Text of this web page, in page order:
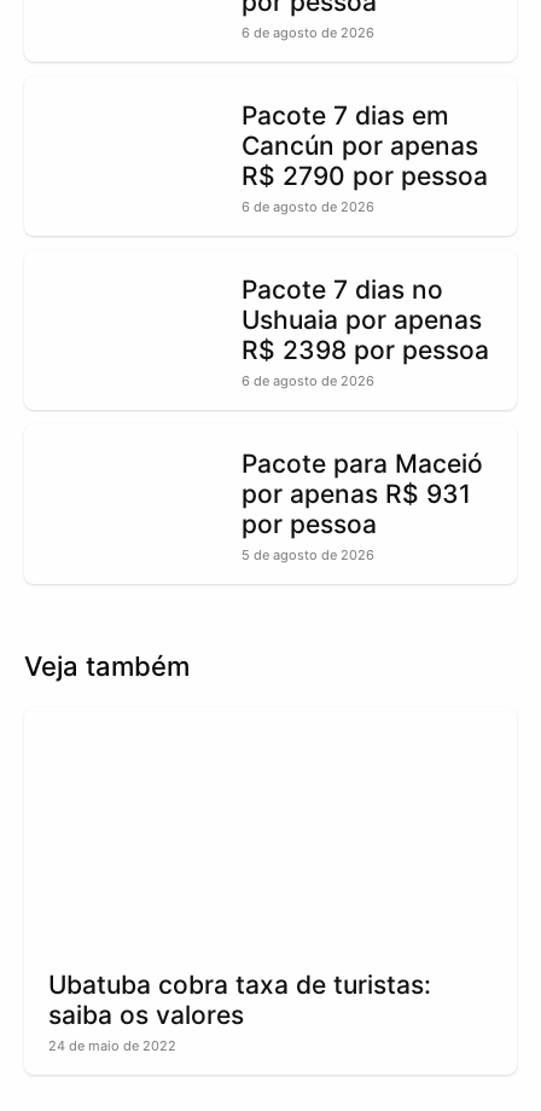
6 de agosto de 2026
Pacote 7 dias em
Cancún por apenas
R$ 2790 por pessoa
6 de agosto de 2026
Pacote 7 dias no
Ushuaia por apenas
R$ 2398 por pessoa
6 de agosto de 2026
Pacote para Maceió
por apenas R$ 931
por pessoa
5 de agosto de 2026
Veja também
Ubatuba cobra taxa de turistas:
saiba os valores
24 de maio de 2022